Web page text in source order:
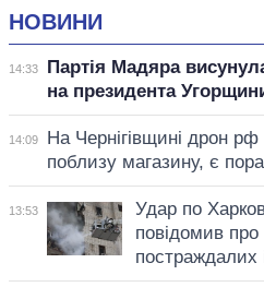
НОВИНИ
14:33
Партія Мадяра
на президента
14:09
На Чернігівщині дрон
поблизу магазину, є
13:53
Удар по
повідомив про
постраждалих